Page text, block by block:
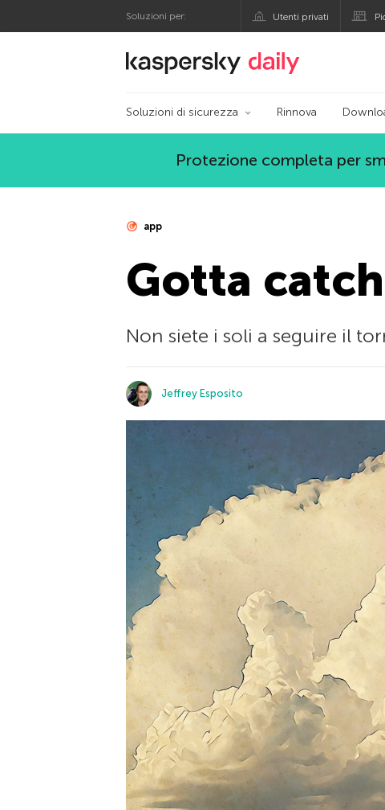
Soluzioni per: Utenti privati
Blog ufficiale di Kaspersky
Soluzioni di sicurezza Rinnova
Protezione completa per
app
Gotta
Non siete i soli a seguire il
Jeffrey Esposito